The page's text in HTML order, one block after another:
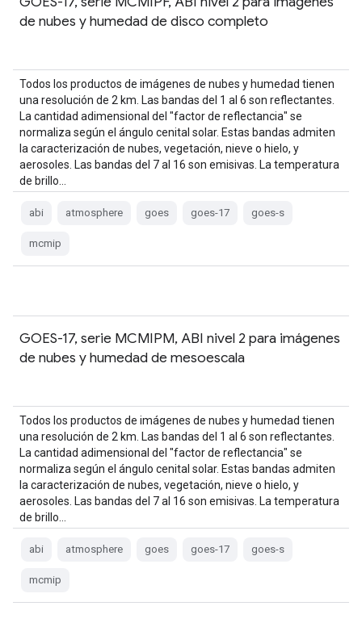
de nubes y humedad de disco completo
Todos los productos de imágenes de nubes y humedad tienen
una resolución de 2 km. Las bandas del 1 al 6 son reflectantes.
La cantidad adimensional del "factor de reflectancia" se
normaliza según el ángulo cenital solar. Estas bandas admiten
la caracterización de nubes, vegetación, nieve o hielo, y
aerosoles. Las bandas del 7 al 16 son emisivas. La temperatura
de brillo…
abi atmosphere goes goes-17 goes-s
mcmip
GOES-17, serie MCMIPM, ABI nivel 2 para imágenes
de nubes y humedad de mesoescala
Todos los productos de imágenes de nubes y humedad tienen
una resolución de 2 km. Las bandas del 1 al 6 son reflectantes.
La cantidad adimensional del "factor de reflectancia" se
normaliza según el ángulo cenital solar. Estas bandas admiten
la caracterización de nubes, vegetación, nieve o hielo, y
aerosoles. Las bandas del 7 al 16 son emisivas. La temperatura
de brillo…
abi atmosphere goes goes-17 goes-s
mcmip